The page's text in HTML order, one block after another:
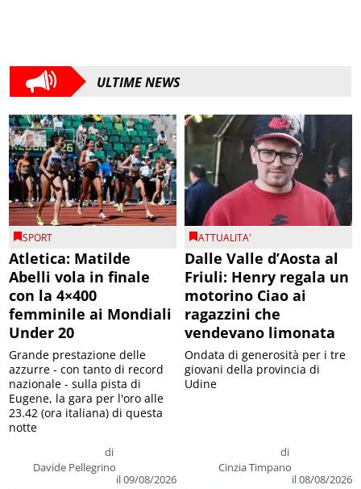
ULTIME NEWS
SPORT
Atletica: Matilde
Abelli vola in finale
con la 4×400
femminile ai Mondiali
Under 20
di
Davide Pellegrino
il 09/08/2026
Grande prestazione delle
azzurre - con tanto di record
nazionale - sulla pista di
Eugene, la gara per l'oro alle
23.42 (ora italiana) di questa
notte
ATTUALITA'
Dalle Valle d’Aosta al
Friuli: Henry regala un
motorino Ciao ai
ragazzini che
vendevano limonata
di
Cinzia Timpano
il 08/08/2026
Ondata di generosità per i tre
giovani della provincia di
Udine